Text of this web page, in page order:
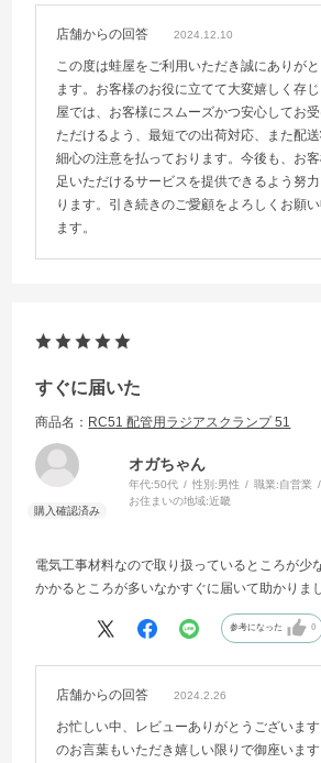
店舗からの回答 2024.12.10
この度は蛙屋をご利用いただき誠にありが
ます。お客様のお役に立てて大変嬉しく存
屋では、お客様にスムーズかつ安心してお
ただけるよう、最短での出荷対応、また配
細心の注意を払っております。今後も、お
足いただけるサービスを提供できるよう努
ります。引き続きのご愛顧をよろしくお願
ます。
すぐに届いた
商品名： RC51 配管用ラジアスクランプ 51
オガちゃん
年代:50代 性別:男性 職業:自営業
お住まいの地域:近畿
電気工事材料なので取り扱っているところが少
かかるところが多いなかすぐに届いて助かりま
参考になった 0
店舗からの回答 2024.2.26
お忙しい中、レビューありがとうございま
のお言葉もいただき嬉しい限りで御座いま